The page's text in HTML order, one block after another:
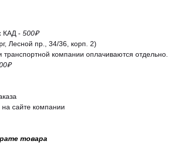
КАД - 500₽
Лесной пр., 34/36, корп. 2)
компании оплачиваются отдельно.
сайте компании
товара